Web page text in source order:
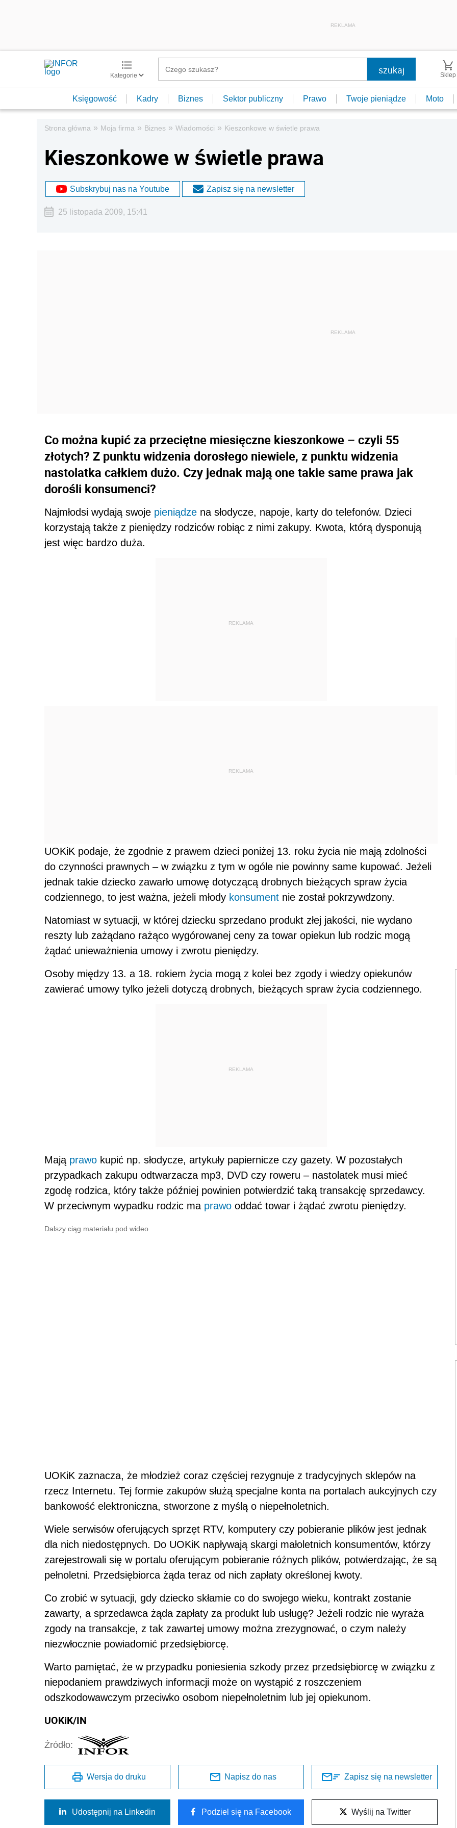
REKLAMA
Kategorie Sklep
Księgowość Kadry Biznes Sektor publiczny Prawo Twoje pieniądze Moto
Strona główna » Moja firma » Biznes » Wiadomości » Kieszonkowe w świetle prawa
Kieszonkowe w świetle prawa
Subskrybuj nas na Youtube Zapisz się na newsletter
25 listopada 2009, 15:41
Co można kupić za przeciętne miesięczne kieszonkowe – czyli 55
złotych? Z punktu widzenia dorosłego niewiele, z punktu widzenia
nastolatka całkiem dużo. Czy jednak mają one takie same prawa jak
dorośli konsumenci?
Najmłodsi wydają swoje pieniądze na słodycze, napoje, karty do telefonów. Dzieci
korzystają także z pieniędzy rodziców robiąc z nimi zakupy. Kwota, którą dysponują
jest więc bardzo duża.
REKLAMA
REKLAMA
UOKiK podaje, że zgodnie z prawem dzieci poniżej 13. roku życia nie mają zdolności
do czynności prawnych – w związku z tym w ogóle nie powinny same kupować. Jeżeli
jednak takie dziecko zawarło umowę dotyczącą drobnych bieżących spraw życia
codziennego, to jest ważna, jeżeli młody konsument nie został pokrzywdzony.
Natomiast w sytuacji, w której dziecku sprzedano produkt złej jakości, nie wydano
reszty lub zażądano rażąco wygórowanej ceny za towar opiekun lub rodzic mogą
żądać unieważnienia umowy i zwrotu pieniędzy.
Osoby między 13. a 18. rokiem życia mogą z kolei bez zgody i wiedzy opiekunów
zawierać umowy tylko jeżeli dotyczą drobnych, bieżących spraw życia codziennego.
REKLAMA
Mają prawo kupić np. słodycze, artykuły papiernicze czy gazety. W pozostałych
przypadkach zakupu odtwarzacza mp3, DVD czy roweru – nastolatek musi mieć
zgodę rodzica, który także później powinien potwierdzić taką transakcję sprzedawcy.
W przeciwnym wypadku rodzic ma prawo oddać towar i żądać zwrotu pieniędzy.
Dalszy ciąg materiału pod wideo
UOKiK zaznacza, że młodzież coraz częściej rezygnuje z tradycyjnych sklepów na
rzecz Internetu. Tej formie zakupów służą specjalne konta na portalach aukcyjnych czy
bankowość elektroniczna, stworzone z myślą o niepełnoletnich.
Wiele serwisów oferujących sprzęt RTV, komputery czy pobieranie plików jest jednak
dla nich niedostępnych. Do UOKiK napływają skargi małoletnich konsumentów, którzy
zarejestrowali się w portalu oferującym pobieranie różnych plików, potwierdzając, że są
pełnoletni. Przedsiębiorca żąda teraz od nich zapłaty określonej kwoty.
Co zrobić w sytuacji, gdy dziecko skłamie co do swojego wieku, kontrakt zostanie
zawarty, a sprzedawca żąda zapłaty za produkt lub usługę? Jeżeli rodzic nie wyraża
zgody na transakcje, z tak zawartej umowy można zrezygnować, o czym należy
niezwłocznie powiadomić przedsiębiorcę.
Warto pamiętać, że w przypadku poniesienia szkody przez przedsiębiorcę w związku z
niepodaniem prawdziwych informacji może on wystąpić z roszczeniem
odszkodowawczym przeciwko osobom niepełnoletnim lub jej opiekunom.
UOKiK/IN
Źródło:
Wersja do druku Napisz do nas Zapisz się na newsletter
Udostępnij na Linkedin Podziel się na Facebook Wyślij na Twitter